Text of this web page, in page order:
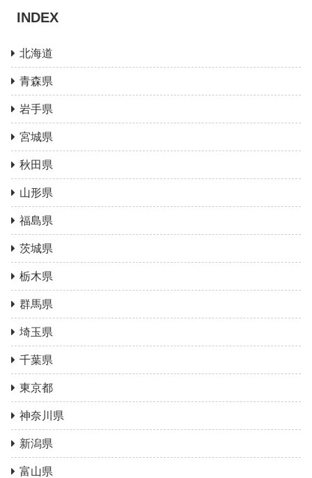
INDEX
北海道
青森県
岩手県
宮城県
秋田県
山形県
福島県
茨城県
栃木県
群馬県
埼玉県
千葉県
東京都
神奈川県
新潟県
富山県